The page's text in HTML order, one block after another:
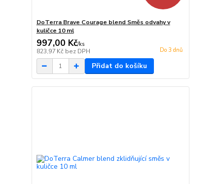
DoTerra Brave Courage blend Směs odvahy v
kuličce 10 ml
997,00 Kč/ks
823,97 Kč bez DPH Do 3 dnů
Přidat do košíku